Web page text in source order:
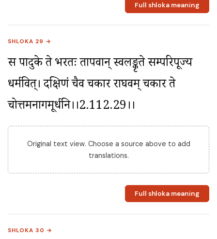
Full shloka meaning
SHLOKA 29 →
स पादुके ते भरतः प्रतापवान् स्वलङ्कृते सम्परिपूज्य
धर्मवित्। प्रदक्षिणं चैव चकार राघवम् चकार ते
चोत्तमनागमूर्धनि।।2.112.29।।
Original text view. Choose a source above to add
translations.
Full shloka meaning
SHLOKA 30 →